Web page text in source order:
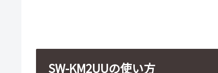
SW-KM2UUの使い方